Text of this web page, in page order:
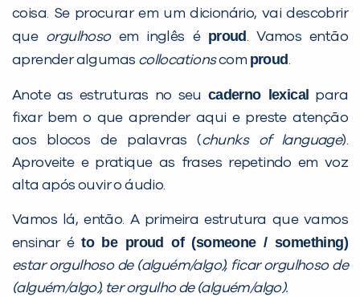
coisa. Se procurar em um dicionário, vai descobrir
que orgulhosoem inglês é proud. Vamos então
aprender algumas collocationscom proud.
Anote as estruturas no seu caderno lexical
para
fixar bem o que aprender aqui e preste atenção
aos blocos de palavras (chunks of language).
Aproveite e pratique as frases repetindo em voz
alta após ouvir o áudio.
Vamos lá, então. A primeira estrutura que vamos
ensinar éto be proud of (someone / something)
estar orgulhoso de (alguém/algo), ficar orgulhoso de
(alguém/algo), ter orgulho de (alguém/algo).
PEÇA UMA DEMONSTRAÇÃO DE MÉTODO
Não encontramos nenhuma unidade
inFlux nesta cidade ou bairro que